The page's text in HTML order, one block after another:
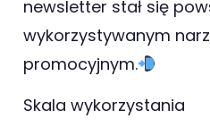
newsletter stał się
wykorzystywanym
promocyjnym.
Skala wykorzystania